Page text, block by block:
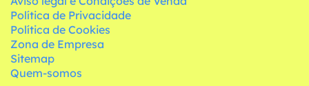
Política de Privacidade
Política de Cookies
Zona de Empresa
Sitemap
Quem-somos